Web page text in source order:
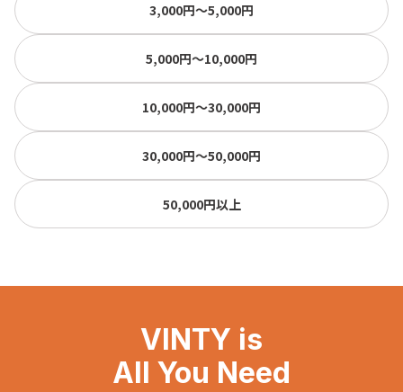
3,000円〜5,000円
5,000円〜10,000円
10,000円〜30,000円
30,000円〜50,000円
50,000円以上
VINTY is
All You Need